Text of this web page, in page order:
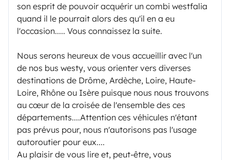
son esprit de pouvoir acquérir un combi westfalia
quand il le pourrait alors des qu'il en a eu
l'occasion..... Vous connaissez la suite.
Nous serons heureux de vous accueillir avec l'un
de nos bus westy, vous orienter vers diverses
destinations de Drôme, Ardèche, Loire, Haute-
Loire, Rhône ou Isère puisque nous nous trouvons
au cœur de la croisée de l'ensemble des ces
départements....Attention ces véhicules n'étant
pas prévus pour, nous n'autorisons pas l'usage
autoroutier pour eux....
Au plaisir de vous lire et, peut-être, vous